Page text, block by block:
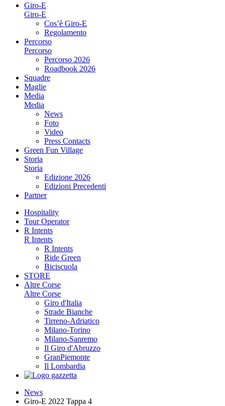
Giro-E
Giro-E
Cos’è Giro-E
Regolamento
Percorso
Percorso
Percorso 2026
Roadbook 2026
Squadre
Maglie
Media
Media
News
Foto
Video
Press Contacts
Green Fun Village
Storia
Storia
Edizione 2026
Edizioni Precedenti
Partner
Hospitality
Tour Operator
R Intents
R Intents
R Intents
Ride Green
Biciscuola
STORE
Altre Corse
Altre Corse
Giro d'Italia
Strade Bianche
Tirreno-Adriatico
Milano-Torino
Milano-Sanremo
Il Giro d'Abruzzo
GranPiemonte
Il Lombardia
News
Giro-E 2022 Tappa 4